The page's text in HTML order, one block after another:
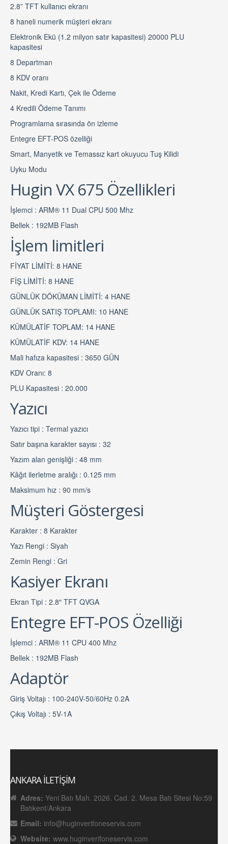
2.8” TFT kullanıcı ekranı
8 haneli numerik müşteri ekranı
Elektronik Ekü (1.2 milyon satır kapasitesi) 20000 PLU
kapasitesi
8 Departman
8 KDV oranı
Nakit, Kredi Kartı, Çek ile Ödeme
4 Kredili Ödeme Tanımı
Programlama sırasında ön izleme
Entegre EFT-POS özelliği
Smart, Manyetik ve Temassız kart okuyucu Tuş Kilidi
Uyku Modu
Hugin VX 675 Özellikleri
İşlemci : ARM® 11 Dual CPU 500 Mhz
Bellek : 192MB Flash
İşlem limitleri
FİYAT LİMİTİ: 8 HANE
FİŞ LİMİTİ: 8 HANE
GÜNLÜK DÖKÜMAN LİMİTİ: 4 HANE
GÜNLÜK SATIŞ TOPLAMI: 10 HANE
KÜMÜLATİF TOPLAM: 14 HANE
KÜMÜLATİF KDV: 14 HANE
Mali hafıza kapasitesi : 3650 GÜN
KDV Oranı: 8
PLU Kapasitesi : 20.000
Yazıcı
Yazıcı tipi : Termal yazıcı
Satır başına karakter sayısı : 32
Yazım alan genişliği : 48 mm
Kâğıt ilerletme aralığı : 0.125 mm
Maksimum hız : 90 mm/s
Müşteri Göstergesi
Karakter : 8 Karakter
Yazı Rengi : Siyah
Zemin Rengi : Gri
Kasiyer Ekranı
Ekran Tipi : 2.8″ TFT QVGA
Entegre EFT-POS Özelliği
İşlemci : ARM® 11 CPU 400 Mhz
Bellek : 192MB Flash
Adaptör
Giriş Voltajı : 100-240V-50/60Hz 0.2A
Çıkış Voltajı : 5V-1A
ANKARA İLETİŞİM
Adres: Yeni Batı Mah. 2026. Cad. 2. Mesa Batı Sitesi No:59
Batıkent/Ankara
Email: info@huginverifoneservis.com
Website: www.huginverifoneservis.com